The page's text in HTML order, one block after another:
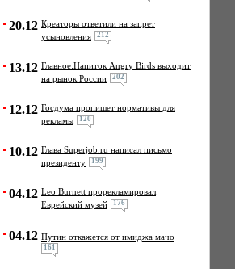
20.12 Креаторы ответили на запрет
усыновления
212
13.12 Главное:Напиток Angry Birds выходит
на рынок России
202
12.12 Госдума пропишет нормативы для
рекламы
120
10.12 Глава Superjob.ru написал письмо
президенту
199
04.12 Leo Burnett прорекламировал
Еврейский музей
176
04.12 Путин откажется от имиджа мачо
161